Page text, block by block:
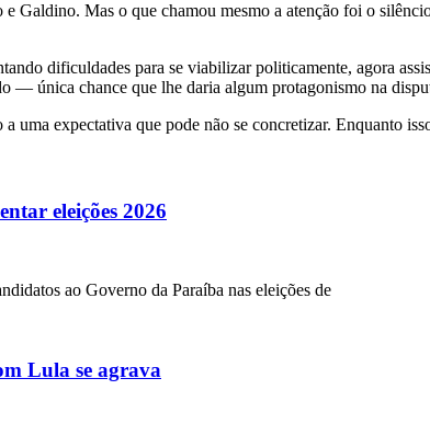
Galdino. Mas o que chamou mesmo a atenção foi o
dificuldades para se viabilizar politicamente, agora
— única chance que lhe daria algum protagonismo na
uma expectativa que pode não se concretizar. Enquanto
eleições 2026
ao Governo da Paraíba nas eleições de
Lula se agrava